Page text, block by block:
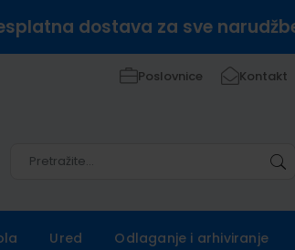
dostava za sve
Poslovnice Kontakt
Ured Odlaganje i arhiviranje